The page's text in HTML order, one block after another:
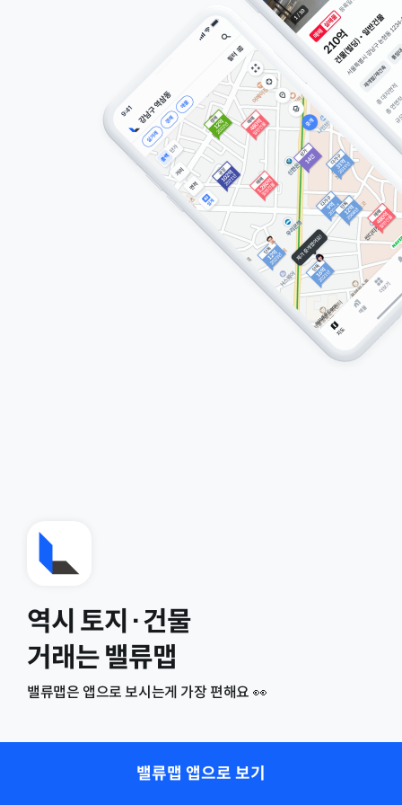
역시 토지·건물
거래는 밸류맵
밸류맵은 앱으로 보시는게 가장 편해요 👀
밸류맵 앱으로 보기